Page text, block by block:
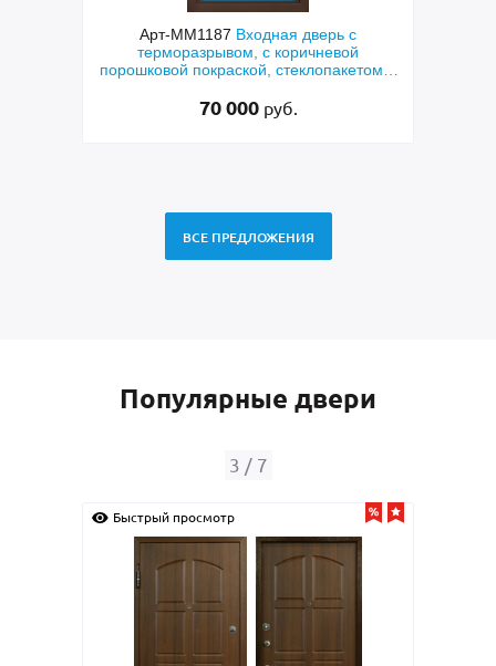
Арт-ММ1384Входная дверь с
металлофиленкой, бугельной ручкой и
порошковым напылением RAL 7021
45 000руб.
ВСЕ ПРЕДЛОЖЕНИЯ
Популярные двери
4 / 7
Быстрый просмотр